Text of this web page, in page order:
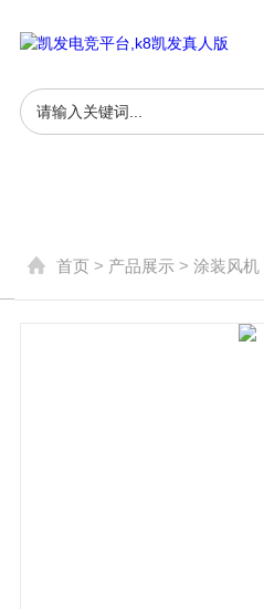
产品展示
首页 > 产品展示 >涂装风机